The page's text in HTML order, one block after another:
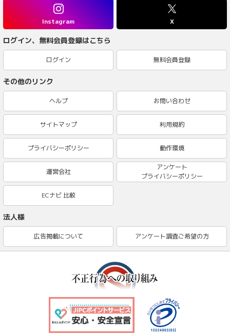
Instagram X
ログイン、無料会員登録はこちら
ログイン 無料会員登録
その他のリンク
ヘルプ お問い合わせ
サイトマップ 利用規約
プライバシーポリシー 動作環境
運営会社
アンケート
プライバシーポリシー
ECナビ 比較
法人様
広告掲載について アンケート調査ご希望の方